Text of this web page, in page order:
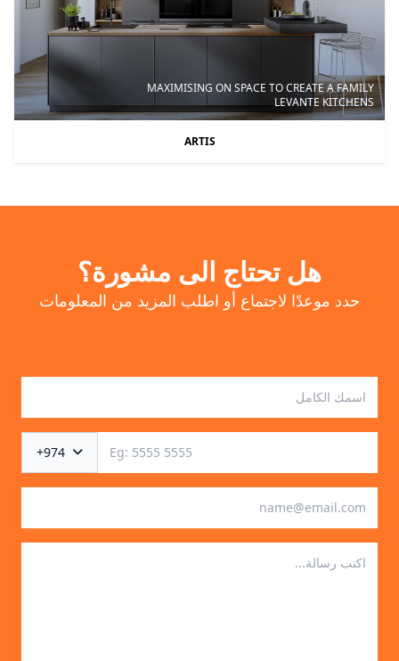
MAXIMISING ON SPACE TO CREATE A FAMILY
LEVANTE KITCHENS
ARTIS
هل تحتاج الى مشورة؟
حدد موعدًا لاجتماع أو اطلب المزيد من المعلومات
+974